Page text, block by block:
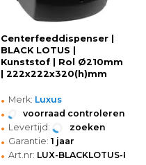
Centerfeeddispenser |
BLACK LOTUS |
Kunststof | Rol Ø210mm
| 222x222x320(h)mm
• Merk: Luxus
• voorraad controleren
• Levertijd: zoeken
• Garantie: 1 jaar
• Art.nr: LUX-BLACKLOTUS-